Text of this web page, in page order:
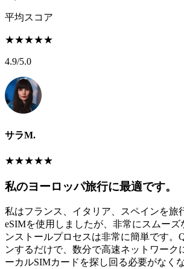
平均スコア
★★★★★
4.9/5.0
サラM.
★★★★★
私のヨーロッパ旅行に最適です。
私はフランス、イタリア、スペインを旅
eSIMを使用しましたが、非常にスムーズ
ンストールプロセスは非常に簡単です。
ンするだけで、数分で高速ネットワーク
ーカルSIMカードを探し回る必要がなく